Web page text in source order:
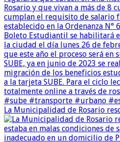
La Municipalidad de Rosario